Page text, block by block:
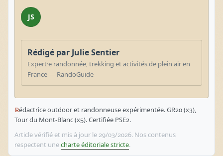
JS
Rédigé par Julie Sentier
Expert·e randonnée, trekking et activités de plein air en
France — RandoGuide
Rédactrice outdoor et randonneuse expérimentée. GR20 (x3),
Tour du Mont-Blanc (x5). Certifiée PSE2.
Article vérifié et mis à jour le 29/03/2026. Nos contenus
respectent unecharte éditoriale stricte.